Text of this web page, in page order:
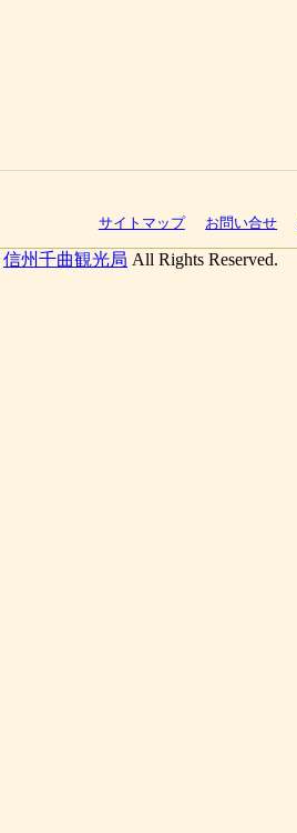
サイトマップ お問い合せ
信州千曲観光局 All Rights Reserved.